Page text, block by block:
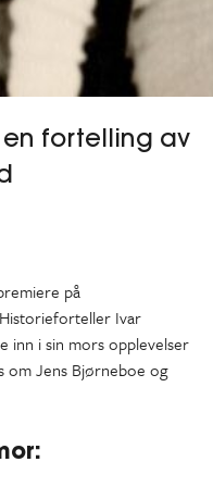
fortelling av
på
Ivar
inn i sin mors opplevelser
om Jens Bjørneboe og